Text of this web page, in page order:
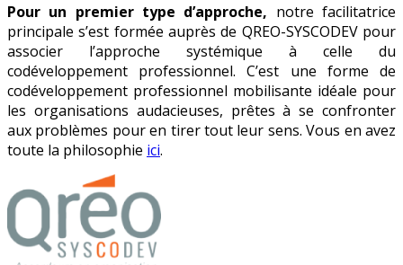
Pour un premier type d’approche, notre facilitatrice
principale s’est formée auprès de QREO-SYSCODEV pour
associer l’approche systémique à celle du
codéveloppement professionnel. C’est une forme de
codéveloppement professionnel mobilisante idéale pour
les organisations audacieuses, prêtes à se confronter
aux problèmes pour en tirer tout leur sens. Vous en avez
toute la philosophie ici.